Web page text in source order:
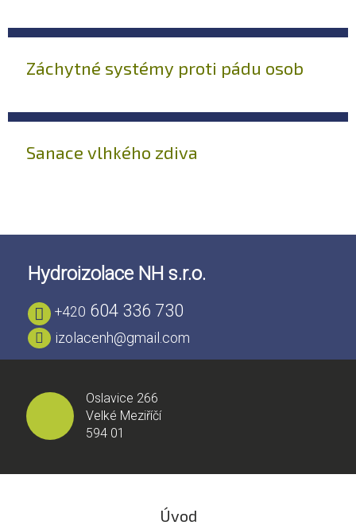
Záchytné systémy proti pádu osob
Sanace vlhkého zdiva
Hydroizolace NH s.r.o.
+420 604 336 730
izolacenh@gmail.com
Oslavice 266
Velké Meziříčí
594 01
Úvod